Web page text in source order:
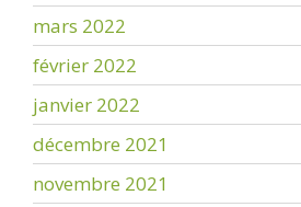
mars 2022
février 2022
janvier 2022
décembre 2021
novembre 2021